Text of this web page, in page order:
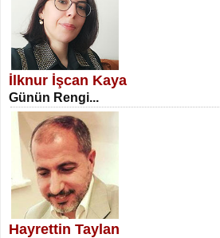
SATILMIŞ ÜMİT ÇETİNKAYA
Erkenlik...
NECLA DİLEK ARSLAN
Öğretmenler Günü Mahkemesi...
İlknur İşcan Kaya
Günün Rengi...
Hayrettin Taylan